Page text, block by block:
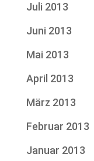
Juli 2013
Juni 2013
Mai 2013
April 2013
März 2013
Februar 2013
Januar 2013